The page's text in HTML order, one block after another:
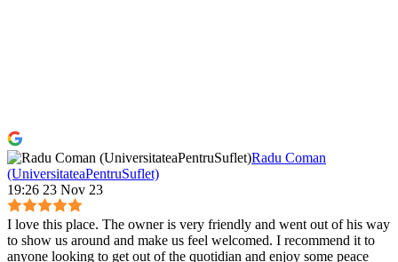
Radu Coman
(UniversitateaPentruSuflet)
19:26 23 Nov 23
I love this place. The owner is very friendly and went out of his way
to show us around and make us feel welcomed. I recommend it to
anyone looking to get out of the quotidian and enjoy some peace